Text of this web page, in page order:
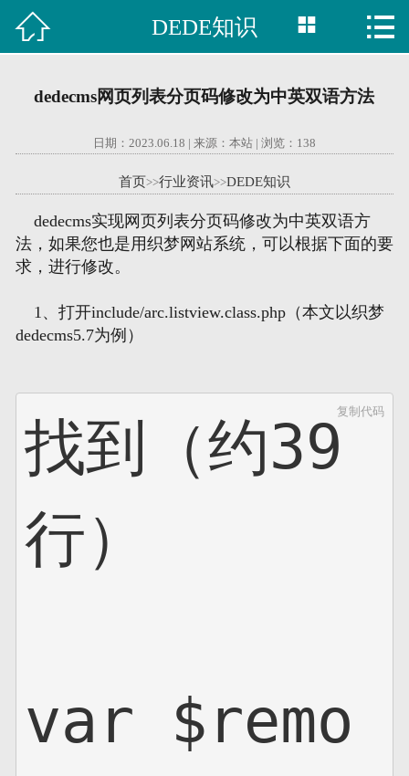
 首页
行业资讯
联系我们
网页地图
 DEDE知识  
dedecms网页列表分页码修改为中英双语方法
日期：2023.06.18 | 来源：本站 | 浏览： 138
首页>>行业资讯>>DEDE知识
dedecms实现网页列表分页码修改为中英双语方
法，如果您也是用织梦网站系统，可以根据下面的要
求，进行修改。
1、打开include/arc.listview.class.php（本文以织梦
dedecms5.7为例）
复制代码
找到（约39
行）
var $remo